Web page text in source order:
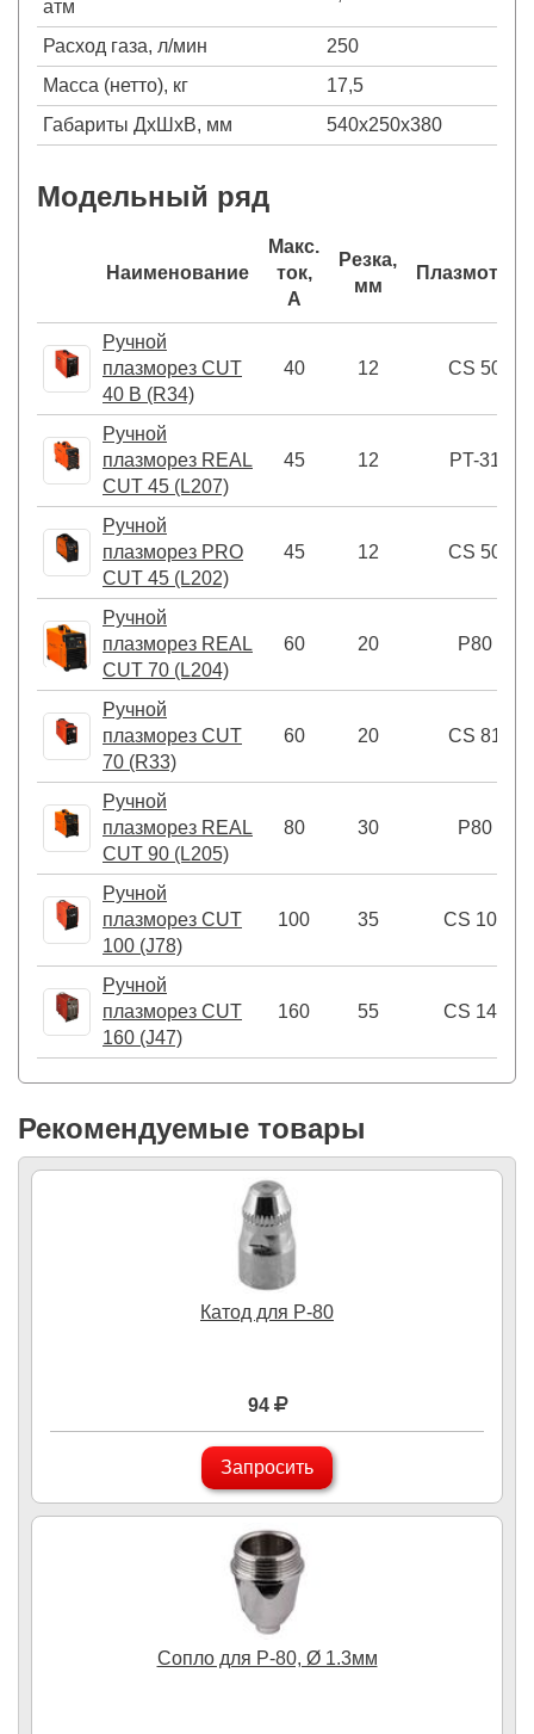
атм
Расход газа, л/мин
250
Масса (нетто), кг
17,5
Габариты ДхШхВ, мм
540x250x380
Модельный ряд
Наименование
Макс.
ток,
А
Резка,
мм
Плазмотрон
Ручной
плазморез CUT
40 В (R34)
40 12 CS 50
Ручной
плазморез REAL
CUT 45 (L207)
45 12 PT-31
Ручной
плазморез PRO
CUT 45 (L202)
45 12 CS 50
Ручной
плазморез REAL
CUT 70 (L204)
60 20 P80
Ручной
плазморез CUT
70 (R33)
60 20 CS 81
Ручной
плазморез REAL
CUT 90 (L205)
80 30 P80
Ручной
плазморез CUT
100 (J78)
100 35 CS 101
Ручной
плазморез CUT
160 (J47)
160 55 CS 141
Рекомендуемые товары
Катод для P-80
94
Запросить
Сопло для P-80, Ø 1.3мм